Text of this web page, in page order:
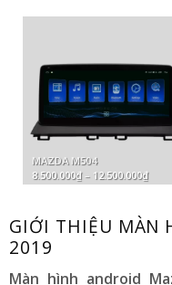
MAZDA M504
8.500.000₫ – 12.500.000₫
giá:
GIỚI THIỆU MÀN
2019
Màn hình android